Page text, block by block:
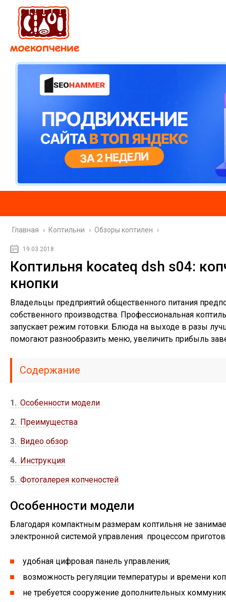
Главная › Коптильни › Обзоры коптилен ›
19.03.2018
Коптильня kocateq dsh s04:
кнопки
Владельцы предприятий общественного питания
собственного производства. Профессиональная
запускает режим готовки. Блюда на выходе в разы
помогают разнообразить меню, увеличить прибыль
Содержание
1
Особенности модели
2
Преимущества
3
Видео обзор
4
Инструкция
5
Фотогалерея копченостей
Особенности модели
Благодаря компактным размерам коптильня не
электронной системой управления процессом
удобная цифровая панель управления;
возможность регуляции температуры и времени
не требуется сооружение дополнительных